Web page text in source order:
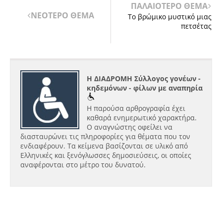
ΝΕΟΤΕΡΟ ΘΕΜΑ
ΠΑΛΑΙΟΤΕΡΟ ΘΕΜΑ
Το βρώμικο μυστικό μιας
πετσέτας
Η ΔΙΑΔΡΟΜΗ Σύλλογος γονέων -
κηδεμόνων - φίλων με αναπηρία
Η παρούσα αρθρογραφία έχει
καθαρά ενημερωτικό χαρακτήρα.
Ο αναγνώστης οφείλει να
διασταυρώνει τις πληροφορίες για θέματα που τον
ενδιαφέρουν. Τα κείμενα βασίζονται σε υλικό από
Ελληνικές και ξενόγλωσσες δημοσιεύσεις, οι οποίες
αναφέρονται στο μέτρο του δυνατού.